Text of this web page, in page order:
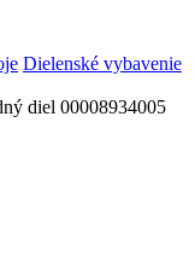
Dielenské vybavenie
diel 00008934005